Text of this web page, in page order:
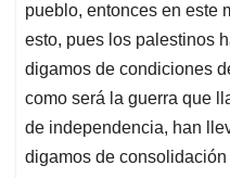
pueblo, entonces en este
esto, pues los palestinos
digamos de condiciones
como será la guerra que
de independencia, han
digamos de